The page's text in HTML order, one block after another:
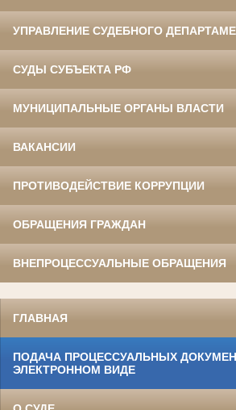
УПРАВЛЕНИЕ СУДЕБНОГО
СУДЫ СУБЪЕКТА РФ
МУНИЦИПАЛЬНЫЕ ОРГАНЫ ВЛАСТИ
ВАКАНСИИ
ПРОТИВОДЕЙСТВИЕ КОРРУПЦИИ
ОБРАЩЕНИЯ ГРАЖДАН
ВНЕПРОЦЕССУАЛЬНЫЕ ОБРАЩЕНИЯ
ГЛАВНАЯ
ПОДАЧА ПРОЦЕССУАЛЬНЫХ
ЭЛЕКТРОННОМ ВИДЕ